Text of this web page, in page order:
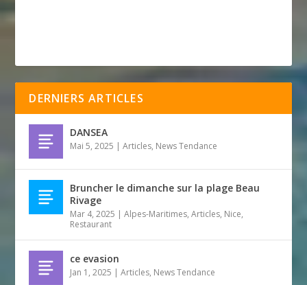
DERNIERS ARTICLES
DANSEA
Mai 5, 2025 |Articles, News Tendance
Bruncher le dimanche sur la plage Beau
Rivage
Mar 4, 2025 |Alpes-Maritimes,Articles, Nice,
Restaurant
ce evasion
Jan 1, 2025 |Articles, News Tendance